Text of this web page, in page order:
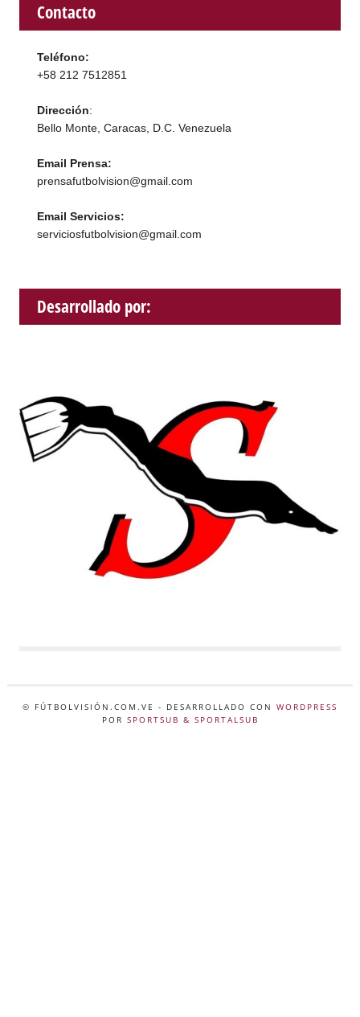
Contacto
Teléfono:
+58 212 7512851
Dirección:
Bello Monte, Caracas, D.C. Venezuela
Email Prensa:
prensafutbolvision@gmail.com
Email Servicios:
serviciosfutbolvision@gmail.com
Desarrollado por:
© FÚTBOLVISIÓN.COM.VE - DESARROLLADO CON WORDPRESS
POR SPORTSUB & SPORTALSUB